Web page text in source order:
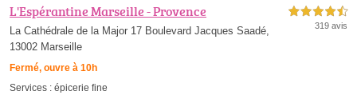
L'Espérantine Marseille - Provence
La Cathédrale de la Major 17 Boulevard Jacques Saadé,
13002 Marseille
Fermé, ouvre à 10h
4,5 étoiles sur 5
319 avis
Services : épicerie fine